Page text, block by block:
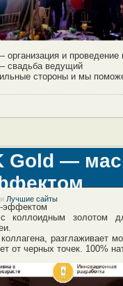
и проведение
свадьба ведущий
стороны и мы
Gold —
Лучшие сайты
эффектом
коллоидным золотом
разглаживает
от черных точек. 100%